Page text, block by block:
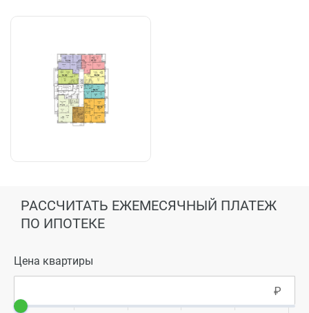
РАССЧИТАТЬ ЕЖЕМЕСЯЧНЫЙ ПЛАТЕЖ
ПО ИПОТЕКЕ
Цена квартиры